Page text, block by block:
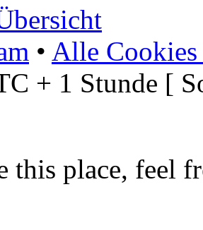
• Alle Cookies
+ 1 Stunde [
place, feel